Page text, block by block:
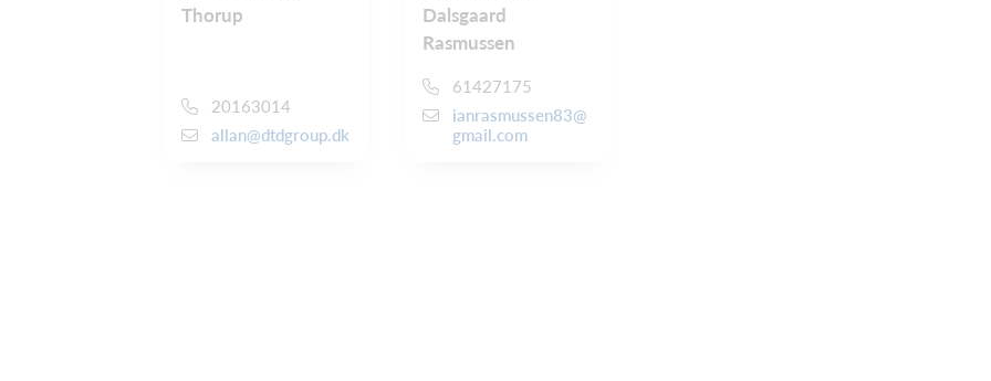
Thorup
20163014
allan@dtdgroup.dk
Dalsgaard
Rasmussen
61427175
ianrasmussen83@
gmail.com